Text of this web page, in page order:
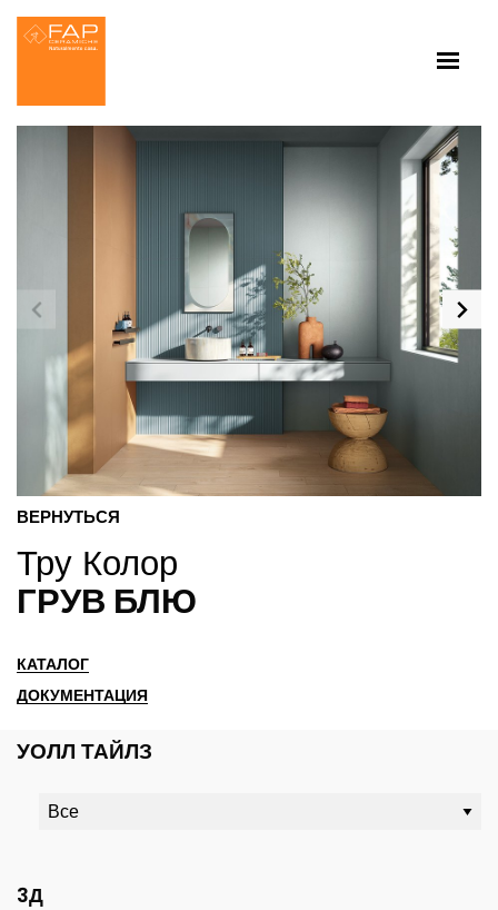
ВЕРНУТЬСЯ
Тру Колор
ГРУВ БЛЮ
КАТАЛОГ
ДОКУМЕНТАЦИЯ
УОЛЛ ТАЙЛЗ
3Д